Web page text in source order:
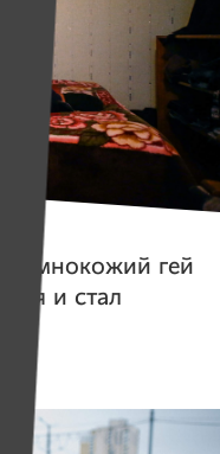
темнокожий гей
и стал